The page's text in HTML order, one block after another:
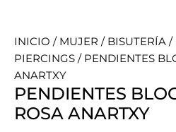
INICIO / MUJER / BISUTERÍA /
PIERCINGS / PENDIENTES
ANARTXY
PENDIENTES
ROSA ANARTXY